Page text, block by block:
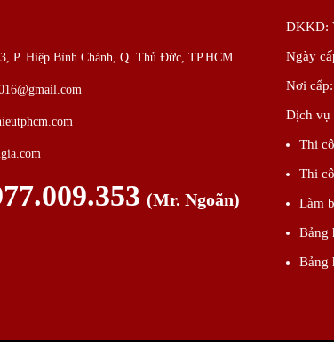
P. Hiệp Bình Chánh, Q. Thủ Đức, TP.HCM
(Mr. Ngoãn)
DKKD:
Ngày
Nơi
Dịch vụ
Thi
Thi
Làm
Bảng
Bảng